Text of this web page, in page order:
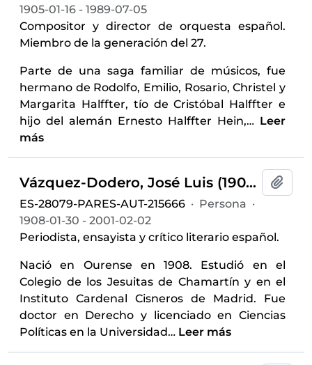
1905-01-16 - 1989-07-05
Compositor y director de orquesta español.
Miembro de la generación del 27.
Parte de una saga familiar de músicos, fue
hermano de Rodolfo, Emilio, Rosario, Christel y
Margarita Halffter, tío de Cristóbal Halffter e
hijo del alemán Ernesto Halffter Hein,… Leer
más
Vázquez-Dodero, José Luis (1908-2001)
ES-28079-PARES-AUT-215666 · Persona ·
1908-01-30 - 2001-02-02
Periodista, ensayista y crítico literario español.
Nació en Ourense en 1908. Estudió en el
Colegio de los Jesuitas de Chamartín​ y en el
Instituto Cardenal Cisneros de Madrid. Fue
doctor en Derecho y licenciado en Ciencias
Políticas en la Universidad… Leer más